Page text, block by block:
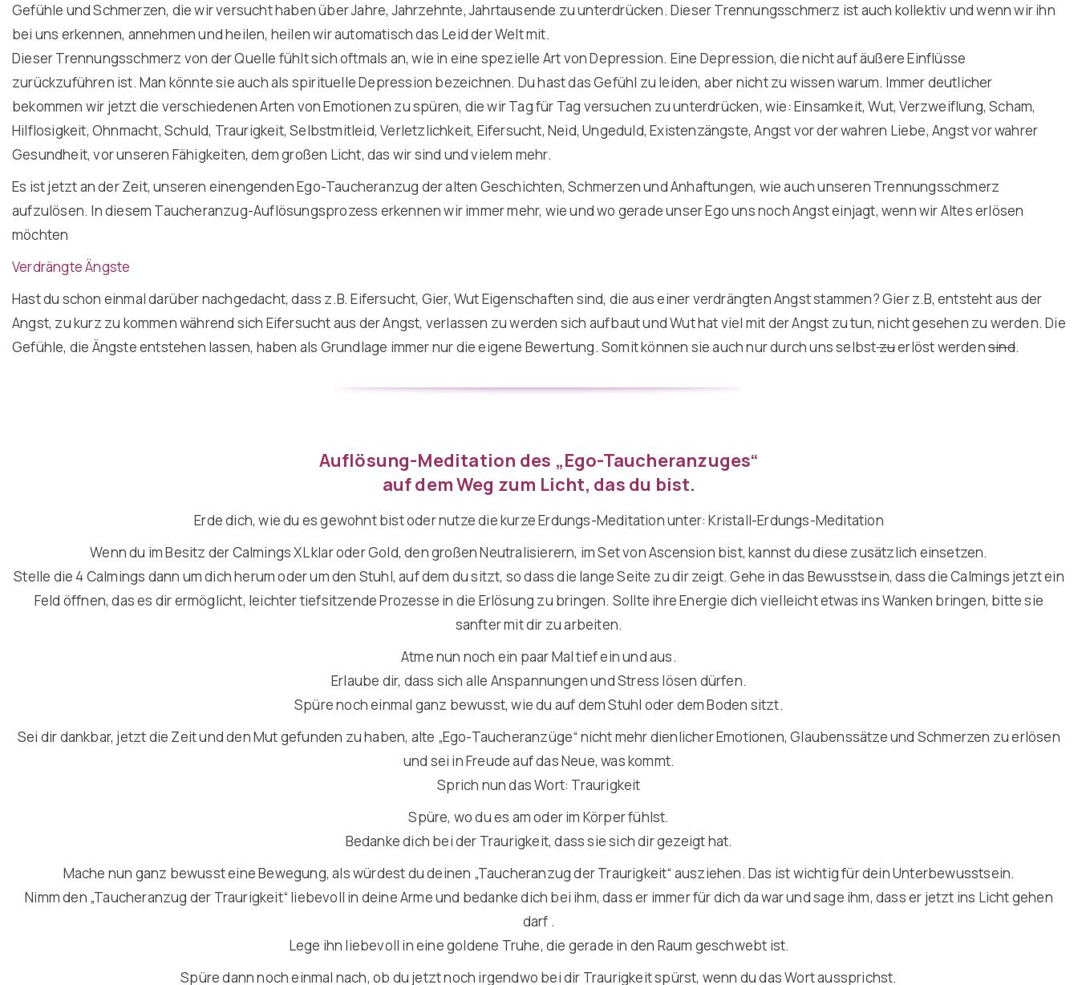
Gefühle und Schmerzen, die wir versucht haben über Jahre, Jahrzehnte, Jahrtausende zu unterdrücken. Dieser Trennungsschmerz ist auch kollektiv und wenn wir ihn
bei uns erkennen, annehmen und heilen, heilen wir automatisch das Leid der Welt mit.
Dieser Trennungsschmerz von der Quelle fühlt sich oftmals an, wie in eine spezielle Art von Depression. Eine Depression, die nicht auf äußere Einflüsse
zurückzuführen ist. Man könnte sie auch als spirituelle Depression bezeichnen. Du hast das Gefühl zu leiden, aber nicht zu wissen warum. Immer deutlicher
bekommen wir jetzt die verschiedenen Arten von Emotionen zu spüren, die wir Tag für Tag versuchen zu unterdrücken, wie: Einsamkeit, Wut, Verzweiflung, Scham,
Hilflosigkeit, Ohnmacht, Schuld, Traurigkeit, Selbstmitleid, Verletzlichkeit, Eifersucht, Neid, Ungeduld, Existenzängste, Angst vor der wahren Liebe, Angst vor wahrer
Gesundheit, vor unseren Fähigkeiten, dem großen Licht, das wir sind und vielem mehr.
Es ist jetzt an der Zeit, unseren einengenden Ego-Taucheranzug der alten Geschichten, Schmerzen und Anhaftungen, wie auch unseren Trennungsschmerz
aufzulösen. In diesem Taucheranzug-Auflösungsprozess erkennen wir immer mehr, wie und wo gerade unser Ego uns noch Angst einjagt, wenn wir Altes erlösen
möchten
Verdrängte Ängste
Hast du schon einmal darüber nachgedacht, dass z.B. Eifersucht, Gier, Wut Eigenschaften sind, die aus einer verdrängten Angst stammen? Gier z.B, entsteht aus der
Angst, zu kurz zu kommen während sich Eifersucht aus der Angst, verlassen zu werden sich aufbaut undWuthat viel mit der Angst zu tun, nicht gesehen zu werden. Die
Gefühle, die Ängste entstehen lassen, haben als Grundlage immer nur die eigene Bewertung. Somit können sie auch nur durch uns selbstzuerlöst werdensind.
Auflösung-Meditation des „Ego-Taucheranzuges“
auf dem Weg zum Licht, das du bist.
Erde dich, wie du es gewohnt bist oder nutze die kurze Erdungs-Meditation unter:Kristall-Erdungs-Meditation
Wenn du im Besitz der Calmings XL klar oder Gold, den großen Neutralisierern, im Set von Ascension bist, kannst du diese zusätzlich einsetzen.
Stelle die 4 Calmings dann um dich herum oder um den Stuhl, auf dem du sitzt, so dass die lange Seite zu dir zeigt. Gehe in das Bewusstsein, dass die Calmings jetzt ein
Feld öffnen, das es dir ermöglicht, leichter tiefsitzende Prozesse in die Erlösung zu bringen. Sollte ihre Energie dich vielleicht etwas ins Wanken bringen, bitte sie
sanfter mit dir zu arbeiten.
Atme nun noch ein paar Mal tief ein und aus.
Erlaube dir, dass sich alle Anspannungen und Stress lösen dürfen.
Spüre noch einmal ganz bewusst, wie du auf dem Stuhl oder dem Boden sitzt.
Sei dir dankbar, jetzt die Zeit und den Mut gefunden zu haben, alte „Ego-Taucheranzüge“ nicht mehr dienlicher Emotionen, Glaubenssätze und Schmerzen zu erlösen
und sei in Freude auf das Neue, was kommt.
Sprich nun das Wort: Traurigkeit
Spüre, wo du es am oder im Körper fühlst.
Bedanke dich bei der Traurigkeit, dass sie sich dir gezeigt hat.
Mache nun ganz bewusst eine Bewegung, als würdest du deinen „Taucheranzug der Traurigkeit“ ausziehen. Das ist wichtig für dein Unterbewusstsein.
Nimm den „Taucheranzug der Traurigkeit“ liebevoll in deine Arme und bedanke dich bei ihm, dass er immer für dich da war und sage ihm, dass er jetzt ins Licht gehen
darf .
Lege ihn liebevoll in eine goldene Truhe, die gerade in den Raum geschwebt ist.
Spüre dann noch einmal nach, ob du jetzt noch irgendwo bei dir Traurigkeit spürst, wenn du das Wort aussprichst.